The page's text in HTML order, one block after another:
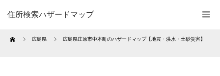
住所検索ハザードマップ
Home 広島県 広島県庄原市中本町のハザードマップ【地震・洪水・土砂災害】